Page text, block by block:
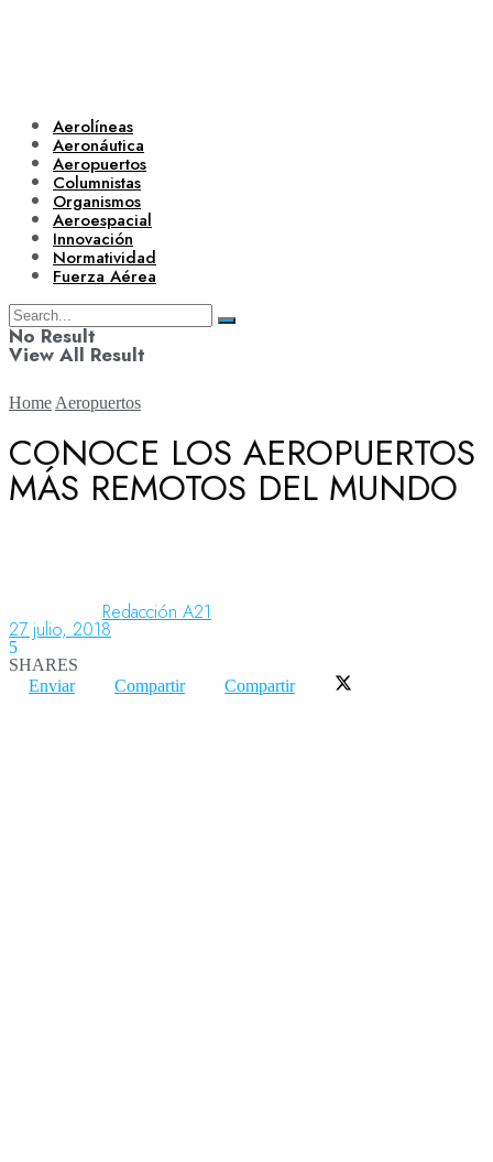
Aerolíneas
Aeronáutica
Aeropuertos
Columnistas
Organismos
Aeroespacial
Innovación
Normatividad
Fuerza Aérea
No Result
View All Result
Aerolíneas
Aeropuertos
Home Aeropuertos
CONOCE LOS AEROPUERTOS
MÁS REMOTOS DEL MUNDO
Redacción A21
27 julio, 2018
5
SHARES
Enviar
Compartir Compartir